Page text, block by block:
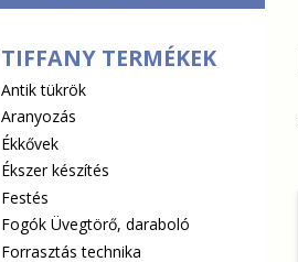
TIFFANY TERMÉKEK
Antik tükrök
Aranyozás
Ékkővek
Ékszer készítés
Festés
Fogók Üvegtörő, daraboló
Forrasztás technika